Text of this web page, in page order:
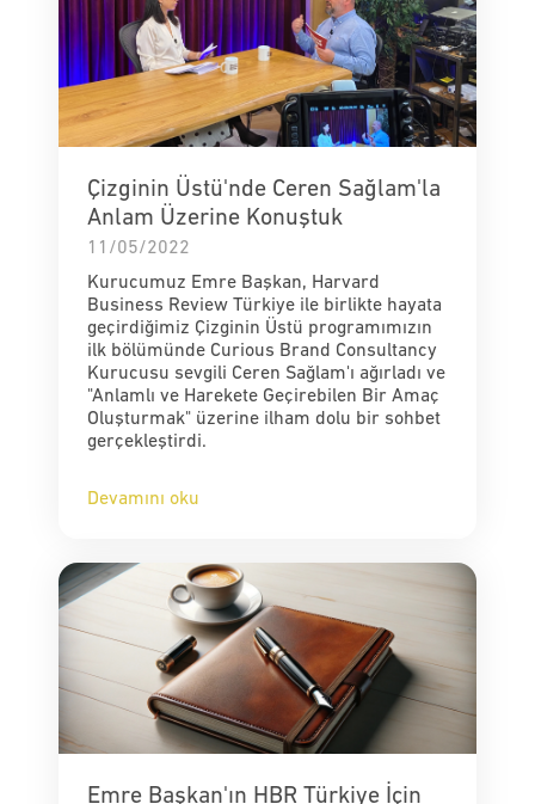
Çizginin Üstü'nde Ceren Sağlam'la
Anlam Üzerine Konuştuk
11/05/2022
Kurucumuz Emre Başkan, Harvard
Business Review Türkiye ile birlikte hayata
geçirdiğimiz Çizginin Üstü programımızın
ilk bölümünde Curious Brand Consultancy
Kurucusu sevgili Ceren Sağlam'ı ağırladı ve
"Anlamlı ve Harekete Geçirebilen Bir Amaç
Oluşturmak" üzerine ilham dolu bir sohbet
gerçekleştirdi.
Devamını oku
Emre Başkan'ın HBR Türkiye İçin